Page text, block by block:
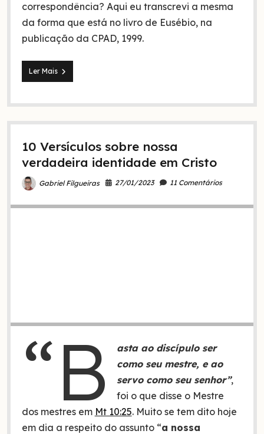
correspondência? Aqui eu transcrevi a mesma
da forma que está no livro de Eusébio, na
publicação da CPAD, 1999.
Ler MaisO
que
a
do
Abgaro
Edessa
Jesus?
10 Versículos sobre nossa
verdadeira identidade em Cristo
Gabriel Filgueiras 27/01/2023 11 Comentários
“B
asta ao discípulo ser
como seu mestre, e ao
servo como seu senhor”,
foi o que disse o Mestre
dos mestres em Mt 10:25. Muito se tem dito hoje
em dia a respeito do assunto “a nossa